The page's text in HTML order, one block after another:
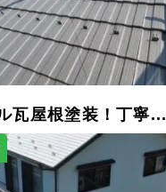
瓦屋根塗装！丁寧...